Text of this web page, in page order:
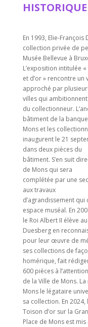
En 1993, Elie-
collection privée de
Musée Bellevue à
L’exposition intitulée
et d’or » rencontre
approché par
villes qui
du collectionneur.
bâtiment de la
Mons et les
inaugurent le 21
dans deux pièces du
bâtiment. S’en suit
de Mons qui sera
complétée par une
aux travaux
d’agrandissement
espace muséal. En
le Roi Albert II élève
Duesberg en
pour leur œuvre de
ses collections de
homérique, fait
600 pièces à l’attention
de la Ville de Mons.
Mons le légataire
sa collection. En
Toison d’or sur la
Place de Mons est